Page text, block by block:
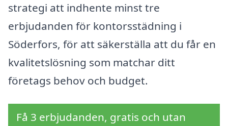
strategi att indhente minst tre
erbjudanden för kontorsstädning i
Söderfors, för att säkerställa att du får en
kvalitetslösning som matchar ditt
företags behov och budget.
Få 3 erbjudanden, gratis och utan